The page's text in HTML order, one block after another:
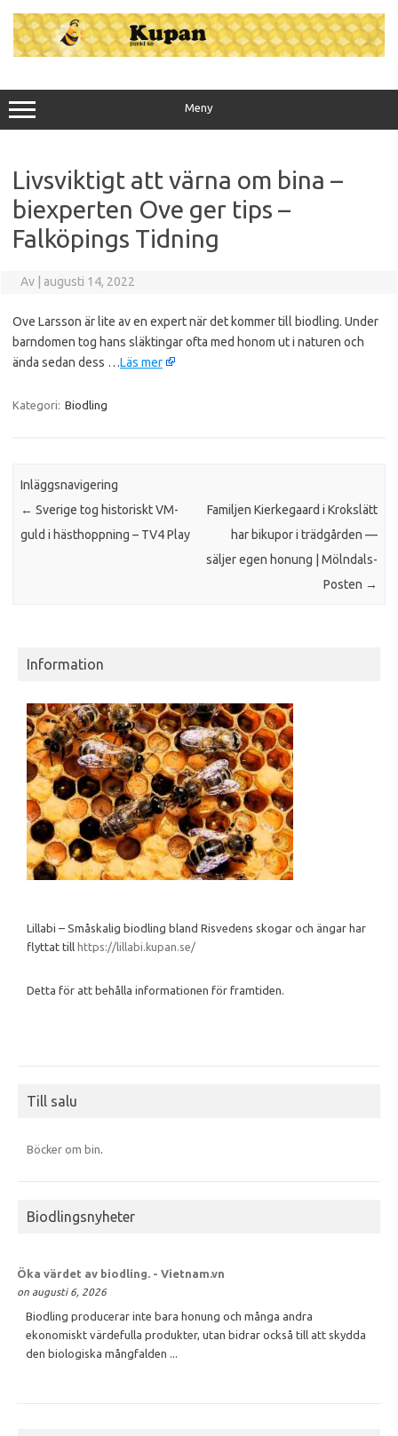
innehåll
Meny
Livsviktigt att värna om bina –
biexperten Ove ger tips –
Falköpings Tidning
Av augusti 14, 2022
Ove Larsson är lite av en expert när det kommer till biodling. Under
barndomen tog hans släktingar ofta med honom ut i naturen och
ända sedan dess …Läs mer
Kategori: Biodling
Inläggsnavigering
← Sverige tog historiskt VM-
guld i hästhoppning – TV4 Play
Familjen Kierkegaard i Krokslätt
har bikupor i trädgården —
säljer egen honung | Mölndals-
Posten →
Information
Lillabi – Småskalig biodling bland Risvedens skogar och ängar har
flyttat till https://lillabi.kupan.se/
Detta för att behålla informationen för framtiden.
Till salu
Böcker om bin.
Biodlingsnyheter
Öka värdet av biodling. - Vietnam.vn
on augusti 6, 2026
Biodling producerar inte bara honung och många andra
ekonomiskt värdefulla produkter, utan bidrar också till att skydda
den biologiska mångfalden ...